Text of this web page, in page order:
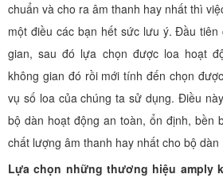
chuẩn và cho ra âm thanh hay nhất thì
một điều các bạn hết sức lưu ý. Đầu tiên
gian, sau đó lựa chọn được loa hoạt
không gian đó rồi mới tính đến chọn
vụ số loa của chúng ta sử dụng. Điều
bộ dàn hoạt động an toàn, ổn định, bền
chất lượng âm thanh hay nhất cho bộ dàn
Lựa chọn những thương hiệu amply